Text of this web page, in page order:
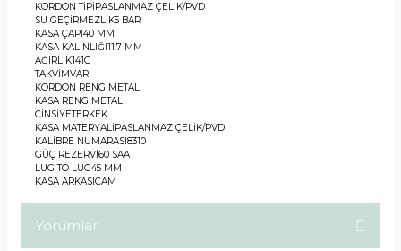
KORDON TİPİPASLANMAZ ÇELİK/PVD
SU GEÇİRMEZLİK5 BAR
KASA ÇAPI40 MM
KASA KALINLIĞI11.7 MM
AĞIRLIK141G
TAKVİMVAR
KORDON RENGİMETAL
KASA RENGİMETAL
CİNSİYETERKEK
KASA MATERYALİPASLANMAZ ÇELİK/PVD
KALİBRE NUMARASI8310
GÜÇ REZERVİ60 SAAT
LUG TO LUG45 MM
KASA ARKASICAM
Yorumlar